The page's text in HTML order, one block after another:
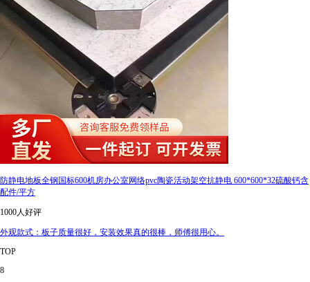
防静电地板全钢国标600机房办公室网络pvc陶瓷活动架空抗静电 600*600*32硫酸钙含
配件/平方
1000人好评
外观款式：板子质量很好，安装效果真的很棒，师傅很用心。
TOP
8